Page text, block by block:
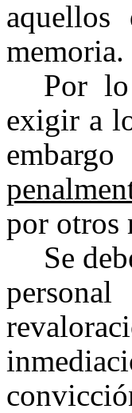
aquellos
memoria.
Por
exigir a
por otros
Se